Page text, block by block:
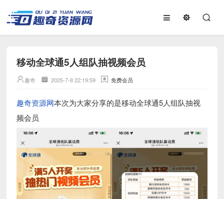
移动全球通5人组队抽视频会员
趣奇 2025-7-8 22:19:59 免费会员
趣奇资源网本次为大家分享的是移动全球通5人组队抽视
频会员